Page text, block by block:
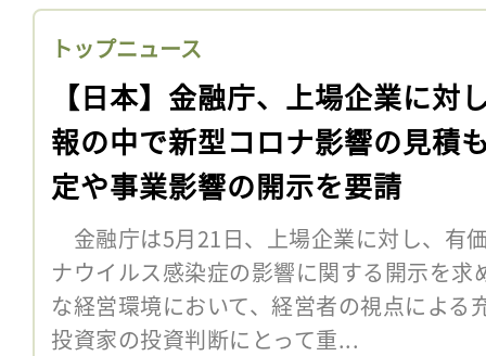
トップニュース
【日本】金融庁、上場企業に対
報の中で新型コロナ影響の見積
定や事業影響の開示を要請
金融庁は5月21日、上場企業に対し、有
ナウイルス感染症の影響に関する開示を
な経営環境において、経営者の視点による
投資家の投資判断にとって重...